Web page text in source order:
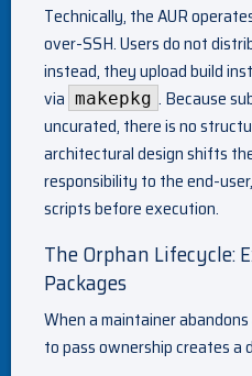
Technically, the AUR
over-SSH. Users do not
instead, they upload build
via makepkg . Because
uncurated, there is no
architectural design shifts
responsibility to the end-
scripts before execution.
The Orphan Lifecycle:
Packages
When a maintainer
to pass ownership creates